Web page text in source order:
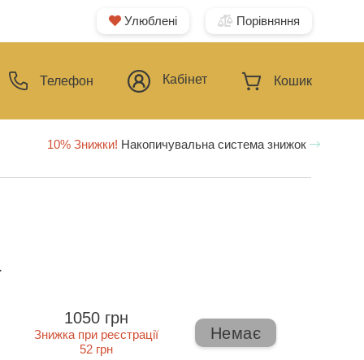
Улюблені Порівняння
Телефон Кабінет Кошик
10% Знижки! Накопичувальна система знижок
1050 грн
Знижка при реєстрації
52 грн
Немає